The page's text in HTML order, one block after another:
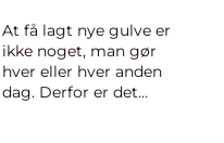
for dig, der har
fokus på kvalitet
At få lagt nye gulve er
ikke noget, man gør
hver eller hver anden
dag. Derfor er det